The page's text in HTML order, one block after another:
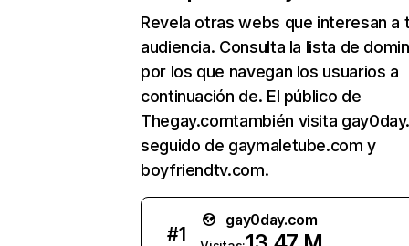
Revela otras webs que interesan a
audiencia. Consulta la lista de
por los que navegan los usuarios a
continuación de. El público de
Thegay.comtambién visita
seguido de gaymaletube.com y
boyfriendtv.com.
#1
gay0day.com